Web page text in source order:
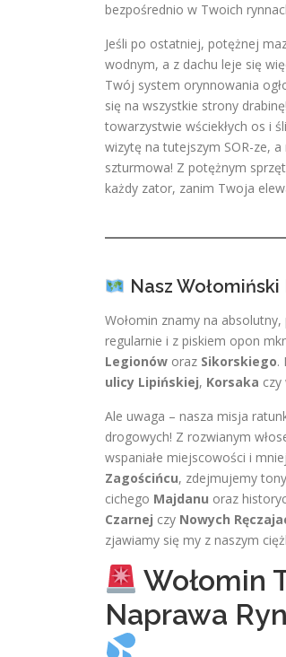
bezpośrednio w Twoich
Jeśli po ostatniej, potężnej
wodnym, a z dachu leje się
Twój system orynnowania
się na wszystkie strony drabinę!
towarzystwie wściekłych os i
wizytę na tutejszym SOR-ze,
szturmowa! Z potężnym
każdy zator, zanim Twoja
Nasz
Wołomin znamy na
regularnie i z piskiem opon
Legionów oraz Sikorskiego.
ulicy Lipińskiej, Korsaka czy
Ale uwaga – nasza misja
drogowych! Z rozwianym
wspaniałe miejscowości i
Zagościńcu, zdejmujemy
cichego Majdanu oraz
Czarnej czy Nowych
zjawiamy się my z naszym
Wołomin
Naprawa